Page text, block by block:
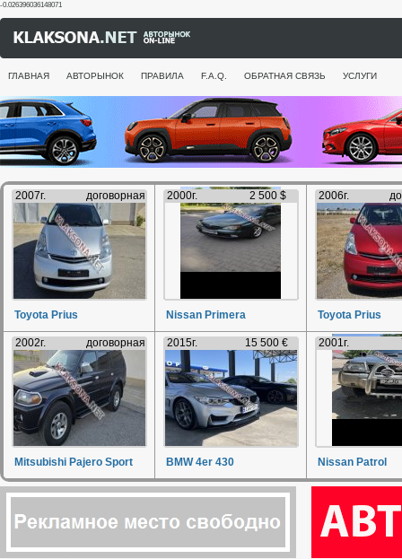
-0.026396036148071
ГЛАВНАЯ АВТОРЫНОК ПРАВИЛА F.A.Q. ОБРАТНАЯ СВЯЗЬ УСЛУГИ
2007г. договорная
Toyota Prius
2000г. 2 500 $
Nissan Primera
2006г.
Toyota Prius
2002г. договорная
Mitsubishi Pajero Sport
2015г. 15 500 €
BMW 4er 430
2001г.
Nissan Patrol